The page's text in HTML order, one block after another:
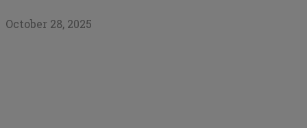
October 28, 2025